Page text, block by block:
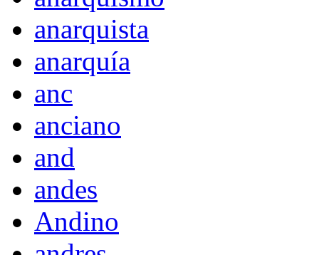
anarquista
anarquía
anc
anciano
and
andes
Andino